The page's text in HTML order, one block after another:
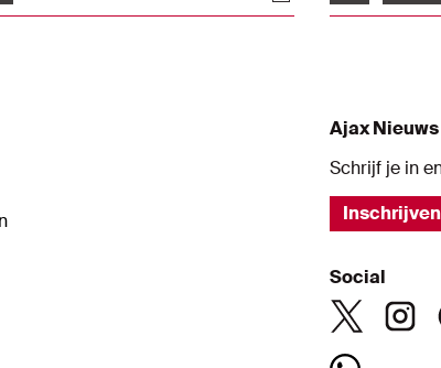
Ajax Nieuws
Schrijf je in
Inschrijven
Social